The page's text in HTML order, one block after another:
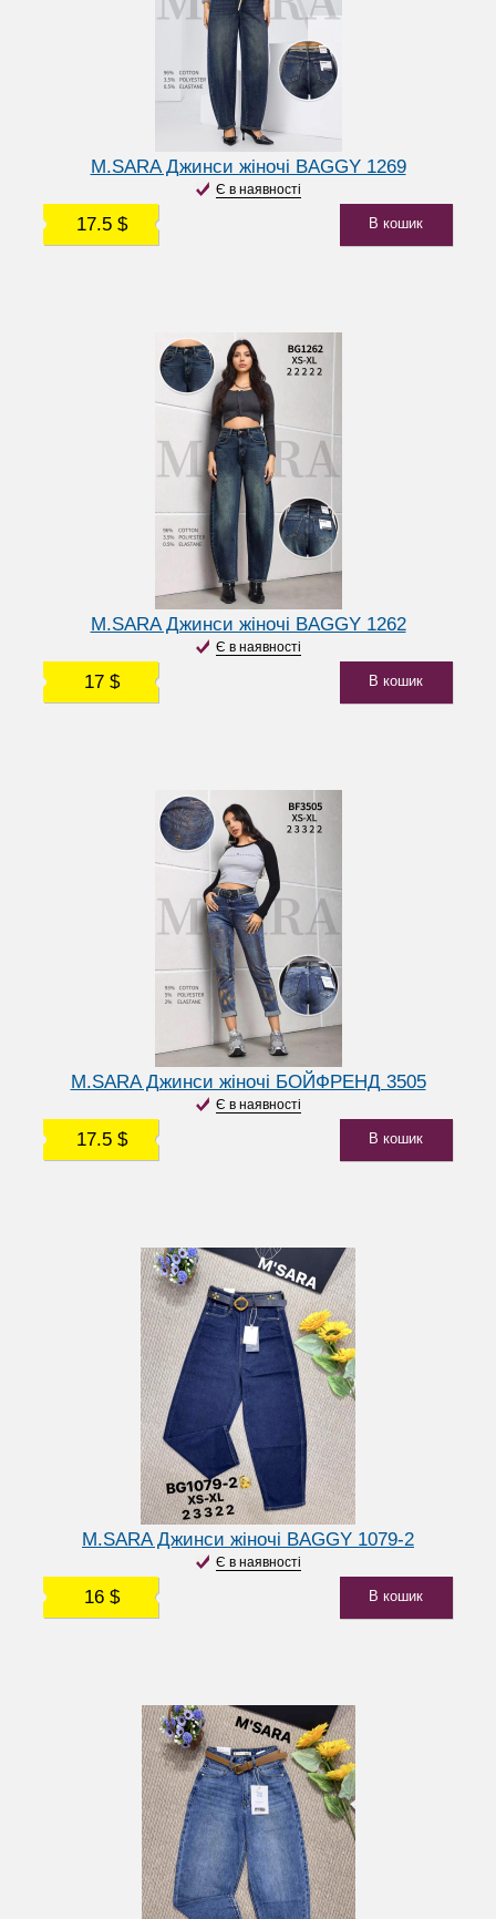
M.SARA Джинси жіночі BAGGY 1269
Є в наявності
17.5 $ В кошик
M.SARA Джинси жіночі BAGGY 1262
Є в наявності
17 $ В кошик
M.SARA Джинси жіночі БОЙФРЕНД 3505
Є в наявності
17.5 $ В кошик
M.SARA Джинси жіночі BAGGY 1079-2
Є в наявності
16 $ В кошик